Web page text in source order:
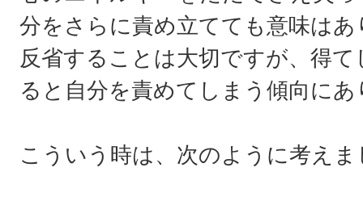
分をさらに責め立てても意味は
反省することは大切ですが、得
ると自分を責めてしまう傾向にあ
こういう時は、次のように考え